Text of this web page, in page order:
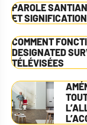
PAROLE
ET
COMMENT
DESIGNATED
TÉLÉVISÉES